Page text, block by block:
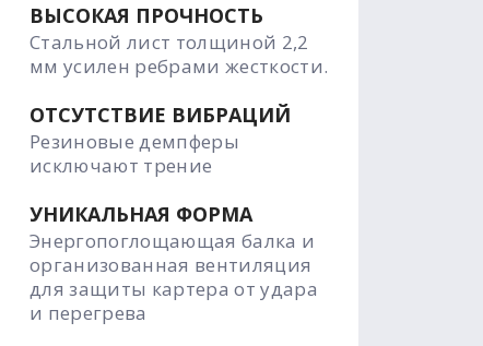
ВЫСОКАЯ ПРОЧНОСТЬ
Стальной лист толщиной 2,2
мм усилен ребрами жесткости.
ОТСУТСТВИЕ ВИБРАЦИЙ
Резиновые демпферы
исключают трение
УНИКАЛЬНАЯ ФОРМА
Энергопоглощающая балка и
организованная вентиляция
для защиты картера от удара
и перегрева